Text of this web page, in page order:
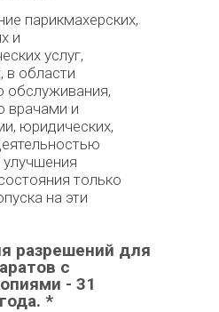
парикмахерских,
и
услуг,
в области
обслуживания,
врачами и
юридических,
только
на эти
разрешений для
с
- 31
*